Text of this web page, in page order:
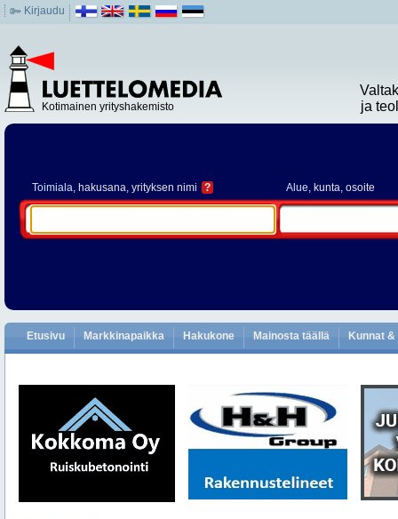
Kirjaudu
Kotimainen yrityshakemisto
ja
Toimiala, hakusana, yrityksen nimi ? Alue, kunta, osoite
Etusivu Markkinapaikka Hakukone Mainosta täällä Kunnat